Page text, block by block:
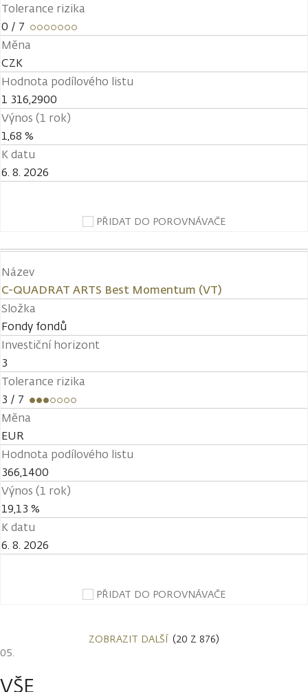
Tolerance rizika
0 / 7
Měna
CZK
Hodnota podílového listu
1 316,2900
Výnos (1 rok)
1,68 %
K datu
6. 8. 2026
PŘIDAT DO POROVNÁVAČE
Název
C-QUADRAT ARTS Best Momentum (VT)
Složka
Fondy fondů
Investiční horizont
3
Tolerance rizika
3 / 7
Měna
EUR
Hodnota podílového listu
366,1400
Výnos (1 rok)
19,13 %
K datu
6. 8. 2026
PŘIDAT DO POROVNÁVAČE
ZOBRAZIT DALŠÍ (20 Z 876)
VŠE